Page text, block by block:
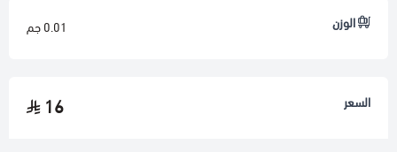
الوزن 0.01 جم
السعر 16